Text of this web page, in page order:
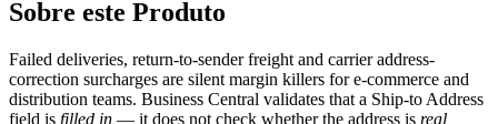
Sobre este Produto
Failed deliveries, return-to-sender freight and carrier address-
correction surcharges are silent margin killers for e-commerce and
distribution teams. Business Central validates that a Ship-to Address
field is filled in — it does not check whether the address is real,